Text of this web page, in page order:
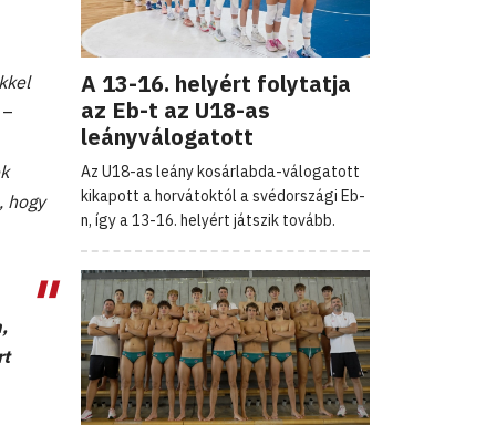
hogy
A 13-16. helyért folytatja
az Eb-t az U18-as
leányválogatott
Az U18-as leány kosárlabda-válogatott
kikapott a horvátoktól a svédországi Eb-
n, így a 13-16. helyért játszik tovább.